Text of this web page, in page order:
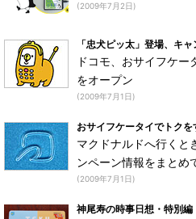
(2009年7月2日)
「忠犬ピッ太」登場、キャ
ドコモ、おサイフケ
をオープン
(2009年7月1日)
おサイフケータイでトクを
マクドナルドへ行くと
ンペーン情報をまとめ
(2009年7月1日)
神尾寿の時事日想・特別編